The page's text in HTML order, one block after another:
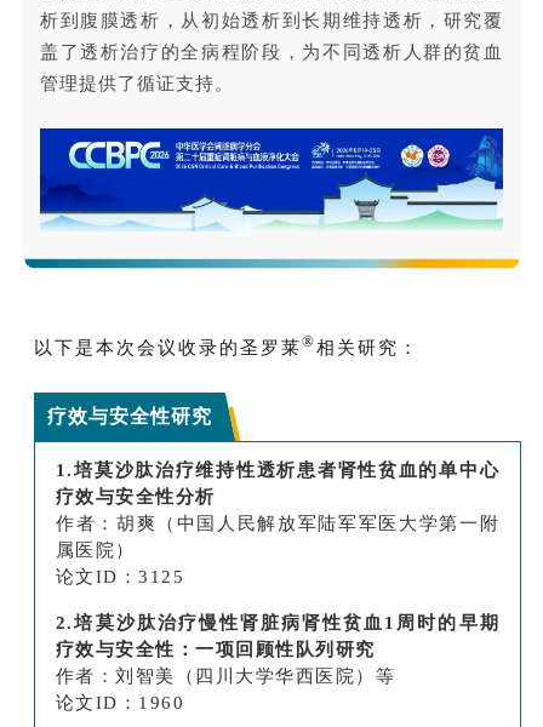
析到腹膜透析，从初始透析到长期维持透析，研究覆
盖了透析治疗的全病程阶段，为不同透析人群的贫血
管理提供了循证支持。
以下是本次会议收录的圣罗莱®相关研究：
疗效与安全性研究
1.培莫沙肽治疗维持性透析患者肾性贫血的单中心
疗效与安全性分析
作者：胡爽（中国人民解放军陆军军医大学第一附
属医院）
论文ID：3125
2.培莫沙肽治疗慢性肾脏病肾性贫血1周时的早期
疗效与安全性：一项回顾性队列研究
作者：刘智美（四川大学华西医院）等
论文ID：1960